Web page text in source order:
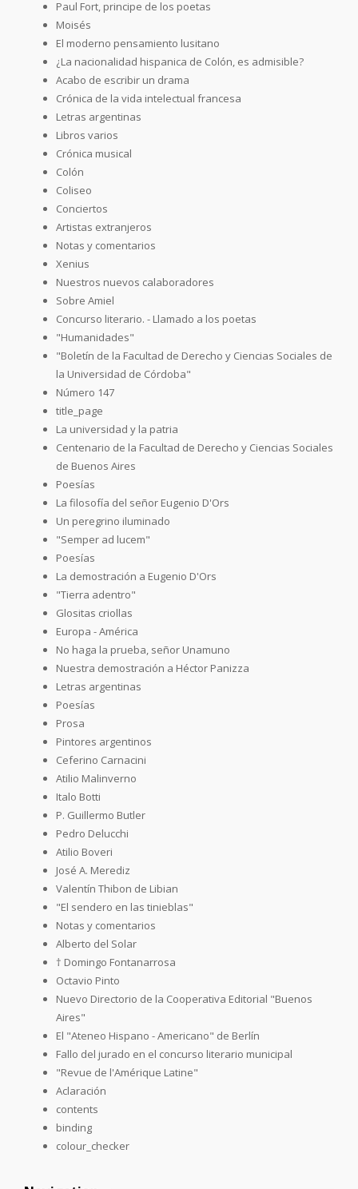
Paul Fort, principe de los poetas
Moisés
El moderno pensamiento lusitano
¿La nacionalidad hispanica de Colón, es admisible?
Acabo de escribir un drama
Crónica de la vida intelectual francesa
Letras argentinas
Libros varios
Crónica musical
Colón
Coliseo
Conciertos
Artistas extranjeros
Notas y comentarios
Xenius
Nuestros nuevos calaboradores
Sobre Amiel
Concurso literario. - Llamado a los poetas
"Humanidades"
"Boletín de la Facultad de Derecho y Ciencias Sociales de
la Universidad de Córdoba"
Número 147
title_page
La universidad y la patria
Centenario de la Facultad de Derecho y Ciencias Sociales
de Buenos Aires
Poesías
La filosofía del señor Eugenio D'Ors
Un peregrino iluminado
"Semper ad lucem"
Poesías
La demostración a Eugenio D'Ors
"Tierra adentro"
Glositas criollas
Europa - América
No haga la prueba, señor Unamuno
Nuestra demostración a Héctor Panizza
Letras argentinas
Poesías
Prosa
Pintores argentinos
Ceferino Carnacini
Atilio Malinverno
Italo Botti
P. Guillermo Butler
Pedro Delucchi
Atilio Boveri
José A. Merediz
Valentín Thibon de Libian
"El sendero en las tinieblas"
Notas y comentarios
Alberto del Solar
† Domingo Fontanarrosa
Octavio Pinto
Nuevo Directorio de la Cooperativa Editorial "Buenos
Aires"
El "Ateneo Hispano - Americano" de Berlín
Fallo del jurado en el concurso literario municipal
"Revue de l'Amérique Latine"
Aclaración
contents
binding
colour_checker